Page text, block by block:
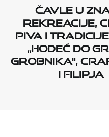
Čavle u
rekreacije,
piva i
„Hodeć do
Grobnika“,
i Filipja